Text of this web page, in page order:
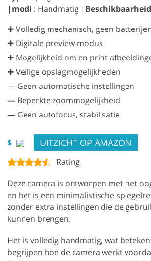
| modi : Handmatig | Beschikbaarheid
✚ Volledig mechanisch, geen
✚ Digitale preview-modus
✚ Mogelijkheid om en print
✚ Veilige opslagmogelijkheden
— Geen automatische instellingen
— Beperkte zoommogelijkheid
— Geen autofocus, stabilisatie
$ UITZICHT OP AMAZON
Rating
Deze camera is ontworpen met het
en het is een minimalistische
zonder extra instellingen die de
kunnen brengen.
Het is volledig handmatig, wat
begrijpen hoe de camera werkt